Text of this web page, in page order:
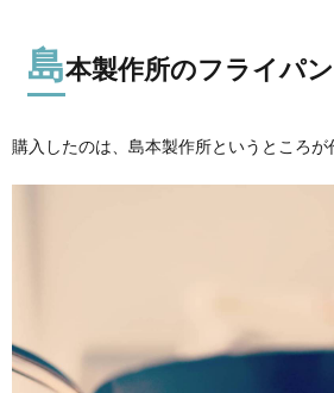
島本製作所のフライパン
購入したのは、島本製作所というところが